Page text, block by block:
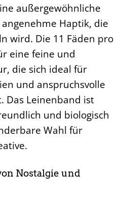
außergewöhnliche
Haptik, die
wird. Die 11 Fäden pro
eine feine und
die sich ideal für
und anspruchsvolle
Das Leinenband ist
und biologisch
Wahl für
Nostalgie und